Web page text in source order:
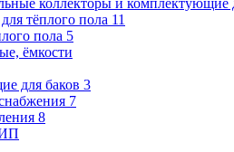
тёплого пола 11
пола 5
ёмкости
для баков 3
7
8